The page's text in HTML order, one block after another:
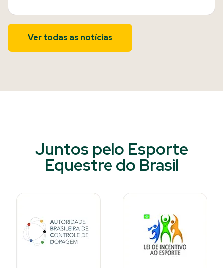
Ver todas as notícias
Juntos pelo Esporte
Equestre do Brasil​